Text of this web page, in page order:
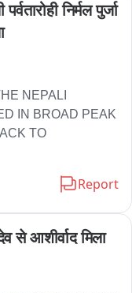
निर्मल पुर्जा
NEPALI
IN BROAD PEAK
TO
Report
से आशीर्वाद मिला